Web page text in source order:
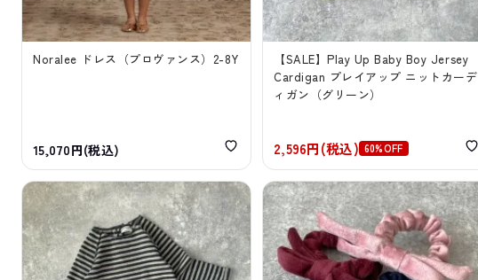
Noralee ドレス（プロヴァンス）2-8Y
15,070円(税込)
【SALE】Play Up Baby Boy Jersey
Cardigan プレイアップ ニットカーデ
ィガン（グリーン）
2,596円(税込) 60%OFF